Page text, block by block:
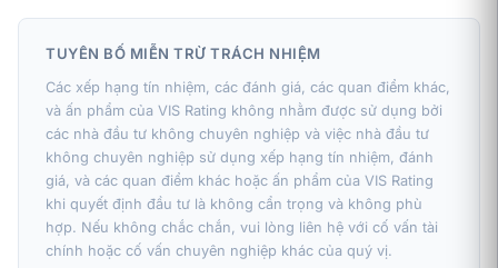
TUYÊN BỐ MIỄN TRỪ TRÁCH NHIỆM
Các xếp hạng tín nhiệm, các đánh giá, các quan điểm khác,
và ấn phẩm của VIS Rating không nhằm được sử dụng bởi
các nhà đầu tư không chuyên nghiệp và việc nhà đầu tư
không chuyên nghiệp sử dụng xếp hạng tín nhiệm, đánh
giá, và các quan điểm khác hoặc ấn phẩm của VIS Rating
khi quyết định đầu tư là không cẩn trọng và không phù
hợp. Nếu không chắc chắn, vui lòng liên hệ với cố vấn tài
chính hoặc cố vấn chuyên nghiệp khác của quý vị.